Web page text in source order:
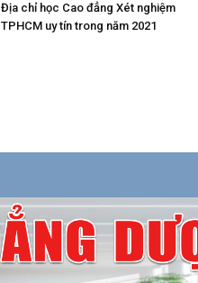
Địa chỉ học Cao đẳng Xét nghiệm
TPHCM uy tín trong năm 2021